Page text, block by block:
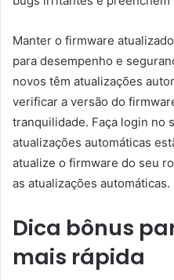
Manter o firmware
para desempenho e
novos têm atualizações
verificar a versão do
tranquilidade. Faça login no
atualizações automáticas
atualize o firmware do seu
as atualizações automáticas.
Dica bônus
mais rápida